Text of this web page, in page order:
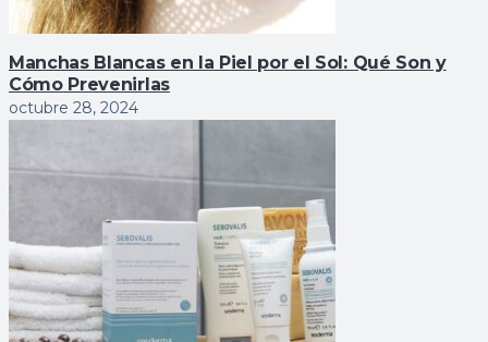
Manchas Blancas en la Piel por el Sol: Qué Son y
Cómo Prevenirlas
octubre 28, 2024